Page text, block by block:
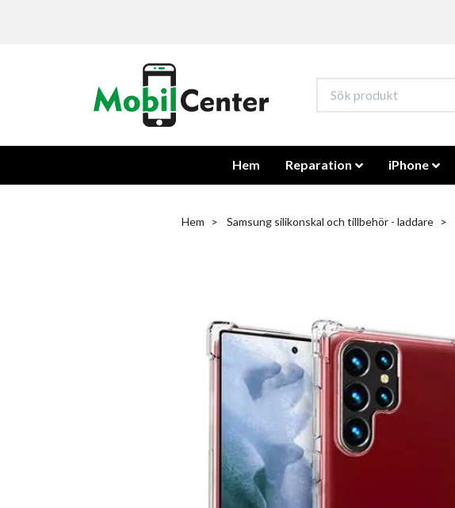
Hem Reparation iPhone
Hem Samsung silikonskal och tillbehör - laddare